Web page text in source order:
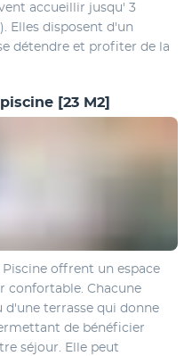
accueillir jusqu' 3
Elles disposent d'un
détendre et profiter de la
[23 M2]
Piscine offrent un espace
confortable. Chacune
d'une terrasse qui donne
de bénéficier
séjour. Elle peut